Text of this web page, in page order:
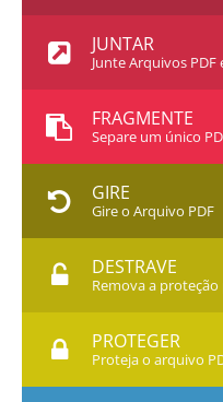
JUNTAR
Junte Arquivos
FRAGMENTE
Separe um único
GIRE
Gire o Arquivo PDF
DESTRAVE
Remova a
PROTEGER
Proteja o arquivo